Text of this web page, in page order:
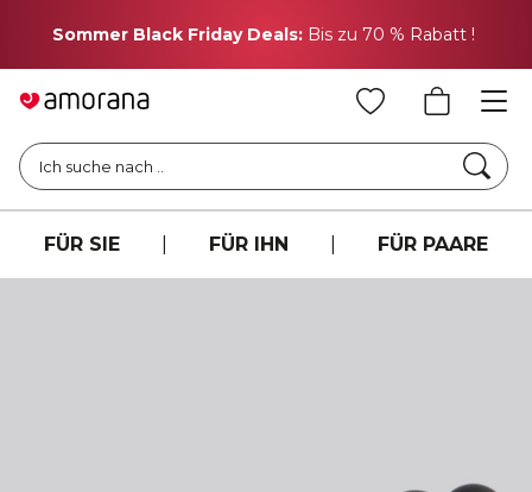
Sommer Black Friday Deals: Bis zu 70 % Rabatt !
Ich suche nach ..
FÜR SIE FÜR IHN FÜR PAARE